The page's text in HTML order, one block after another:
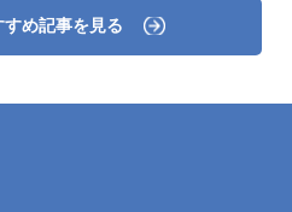
すめ記事を見る